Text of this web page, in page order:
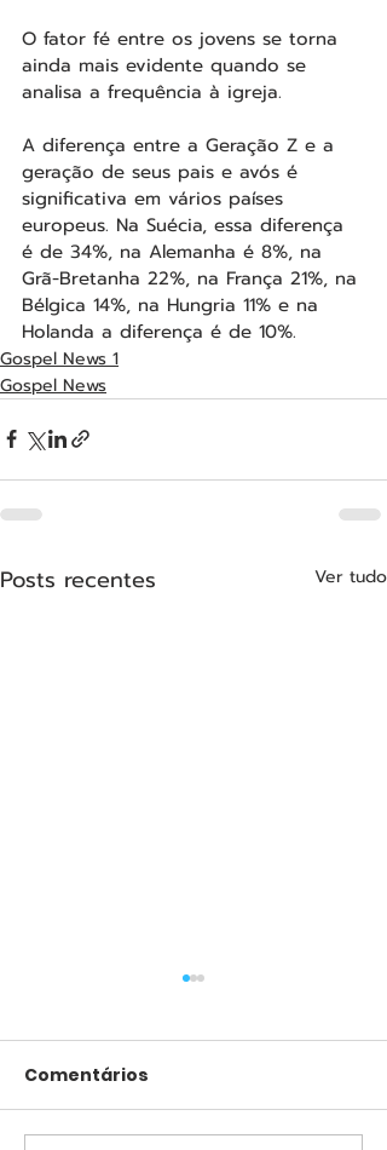
O fator fé entre os jovens se torna
ainda mais evidente quando se
analisa a frequência à igreja.
A diferença entre a Geração Z e a
geração de seus pais e avós é
significativa em vários países
europeus. Na Suécia, essa diferença
é de 34%, na Alemanha é 8%, na
Grã-Bretanha 22%, na França 21%, na
Bélgica 14%, na Hungria 11% e na
Holanda a diferença é de 10%.
Gospel News 1
Gospel News
Posts recentes Ver tudo
Comentários